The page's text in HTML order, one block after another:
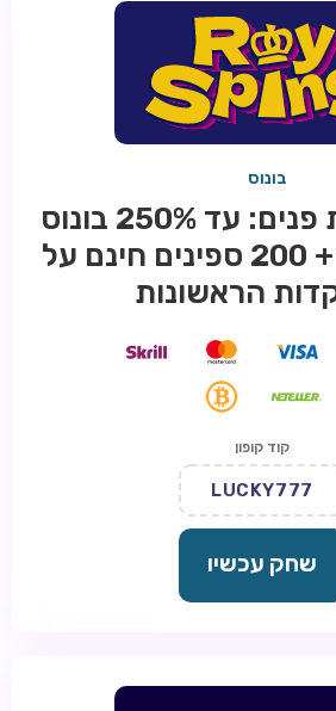
בונוס
חבילת קבלת פנים: עד 250% בונוס
עד €2,000 + 200 ספינים חינם על
הראשונות
קוד קופון
LUCKY777
שחק עכשיו